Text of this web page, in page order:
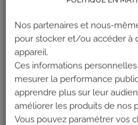
Nos partenaires et nous-
pour stocker et/ou accéder à
appareil.
Ces informations
mesurer la performance
apprendre plus sur leur
améliorer les produits de nos
Vous pouvez paramétrer vos